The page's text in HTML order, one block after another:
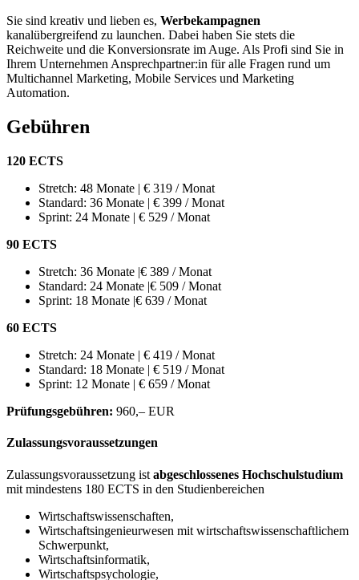
Sie sind kreativ und lieben es, Werbekampagnen
kanalübergreifend zu launchen. Dabei haben Sie stets die
Reichweite und die Konversionsrate im Auge. Als Profi sind Sie in
Ihrem Unternehmen Ansprechpartner:in für alle Fragen rund um
Multichannel Marketing, Mobile Services und Marketing
Automation.
Gebühren
120 ECTS
Stretch: 48 Monate | € 319 / Monat
Standard: 36 Monate | € 399 / Monat
Sprint: 24 Monate | € 529 / Monat
90 ECTS
Stretch: 36 Monate |€ 389 / Monat
Standard: 24 Monate |€ 509 / Monat
Sprint: 18 Monate |€ 639 / Monat
60 ECTS
Stretch: 24 Monate | € 419 / Monat
Standard: 18 Monate | € 519 / Monat
Sprint: 12 Monate | € 659 / Monat
Prüfungsgebühren: 960,– EUR
Zulassungsvoraussetzungen
Zulassungsvoraussetzung ist abgeschlossenes Hochschulstudium
mit mindestens 180 ECTS in den Studienbereichen
Wirtschaftswissenschaften,
Wirtschaftsingenieurwesen mit wirtschaftswissenschaftlichem
Schwerpunkt,
Wirtschaftsinformatik,
Wirtschaftspsychologie,